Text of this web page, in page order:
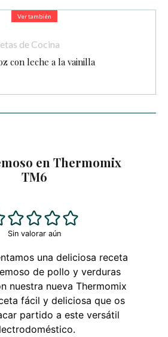
Ver también
de Cocina
con leche a la vainilla
en Thermomix
TM6
Sin valorar aún
una deliciosa receta
de pollo y verduras
nuestra nueva Thermomix
fácil y deliciosa que os
partido a este versátil